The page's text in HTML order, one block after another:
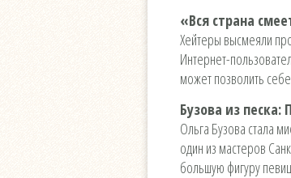
«Вся страна
Хейтеры высмеяли
Интернет-
может позволить
Бузова из песка:
Ольга Бузова стала
один из мастеров
большую фигуру